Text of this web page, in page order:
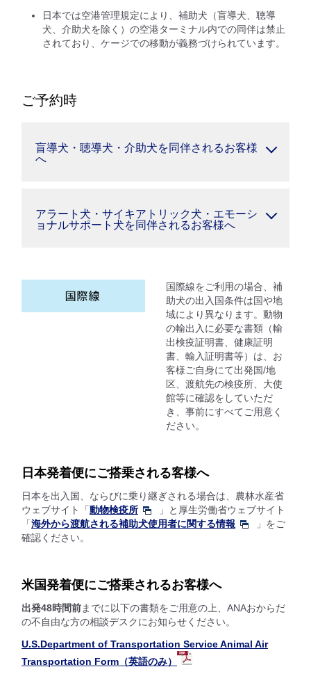
日本では空港管理規定により、補助犬（盲導犬、聴導
犬、介助犬を除く）の空港ターミナル内での同伴は禁止
されており、ケージでの移動が義務づけられています。
ご予約時
盲導犬・聴導犬・介助犬を同伴されるお客様
へ
アラート犬・サイキアトリック犬・エモーシ
ョナルサポート犬を同伴されるお客様へ
国際線をご利用の場合、補
助犬の出入国条件は国や地
域により異なります。動物
の輸出入に必要な書類（輸
出検疫証明書、健康証明
書、輸入証明書等）は、お
客様ご自身にて出発国/地
区、渡航先の検疫所、大使
館等に確認をしていただ
き、事前にすべてご用意く
ださい。
日本発着便にご搭乗される客様へ
日本を出入国、ならびに乗り継ぎされる場合は、農林水産省
ウェブサイト「 動物検疫所
」と厚生労働省ウェブサイト
「 海外から渡航される補助犬使用者に関する情報
」をご
確認ください。
米国発着便にご搭乗されるお客様へ
出発48時間前までに以下の書類をご用意の上、ANAおからだ
の不自由な方の相談デスクにお知らせください。
U.S.Department of Transportation Service Animal Air
Transportation Form（英語のみ）